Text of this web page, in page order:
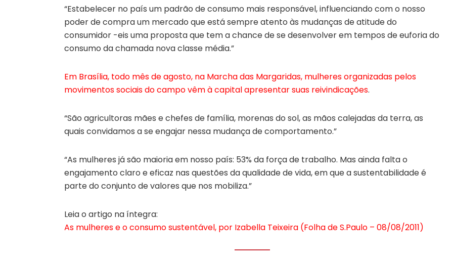
“Estabelecer no país um padrão de consumo mais responsável, influenciando com o nosso
poder de compra um mercado que está sempre atento às mudanças de atitude do
consumidor -eis uma proposta que tem a chance de se desenvolver em tempos de euforia do
consumo da chamada nova classe média.”
Em Brasília, todo mês de agosto, na Marcha das Margaridas, mulheres organizadas pelos
movimentos sociais do campo vêm à capital apresentar suas reivindicações.
“São agricultoras mães e chefes de família, morenas do sol, as mãos calejadas da terra, as
quais convidamos a se engajar nessa mudança de comportamento.”
“As mulheres já são maioria em nosso país: 53% da força de trabalho. Mas ainda falta o
engajamento claro e eficaz nas questões da qualidade de vida, em que a sustentabilidade é
parte do conjunto de valores que nos mobiliza.”
Leia o artigo na íntegra:
As mulheres e o consumo sustentável, por Izabella Teixeira (Folha de S.Paulo – 08/08/2011)